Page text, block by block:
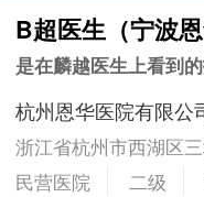
B超医生（宁波恩
是在麟越医生上看到的
杭州恩华医院有限公
民营医院
二级